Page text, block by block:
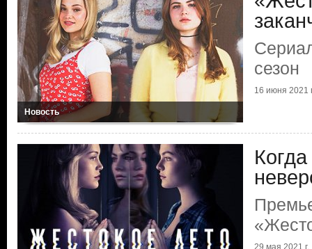
Новость
сезон
16 июня 2021
29 мая 2021 г.